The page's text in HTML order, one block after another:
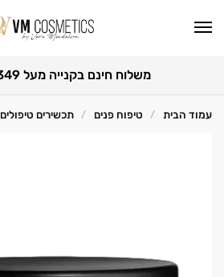
משלוח חינם בקנייה מעל ₪349
עמוד הבית / טיפוח פנים / תכשירים טיפולים